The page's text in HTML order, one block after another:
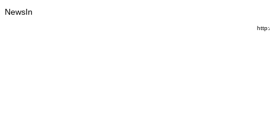
NewsIn